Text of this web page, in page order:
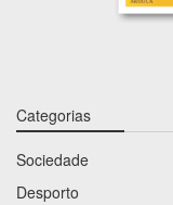
Categorias
Sociedade
Desporto